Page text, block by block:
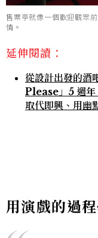
售票亭就像一個歡迎觀眾
情。
延伸閱讀：
從設計出發的
Please」5 週
取代即興、用幽
用演戲的過